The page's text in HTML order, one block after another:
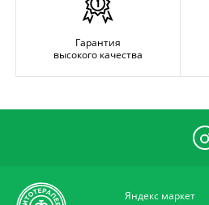
Гарантия
высокого качества
Яндекс маркет